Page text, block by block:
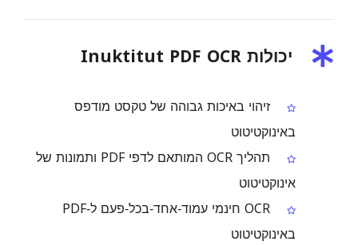
יכולות Inuktitut PDF OCR
זיהוי באיכות גבוהה של טקסט מודפס
באינוקטיטוט
תהליך OCR המותאם לדפי PDF ותמונות של
אינוקטיטוט
OCR חינמי עמוד‑אחד‑בכל‑פעם ל‑PDF
באינוקטיטוט